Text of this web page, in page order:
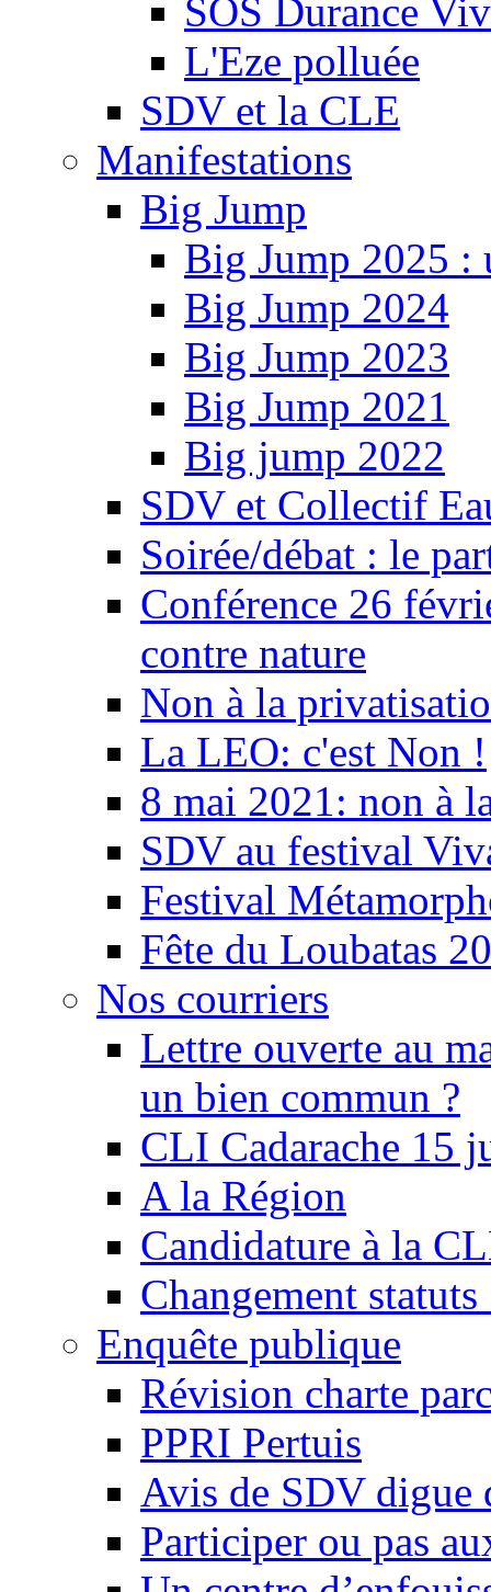
SOS Durance
L'Eze polluée
SDV et la CLE
Manifestations
Big Jump
Big Jump 2025 :
Big Jump 2024
Big Jump 2023
Big Jump 2021
Big jump 2022
SDV et Collectif
Soirée/débat : le
Conférence 26
contre nature
Non à la
La LEO: c'est Non !
8 mai 2021: non à
SDV au festival
Festival
Fête du Loubatas
Nos courriers
Lettre ouverte au
un bien commun ?
CLI Cadarache 15
A la Région
Candidature à la
Changement
Enquête publique
Révision charte
PPRI Pertuis
Avis de SDV digue
Participer ou pas